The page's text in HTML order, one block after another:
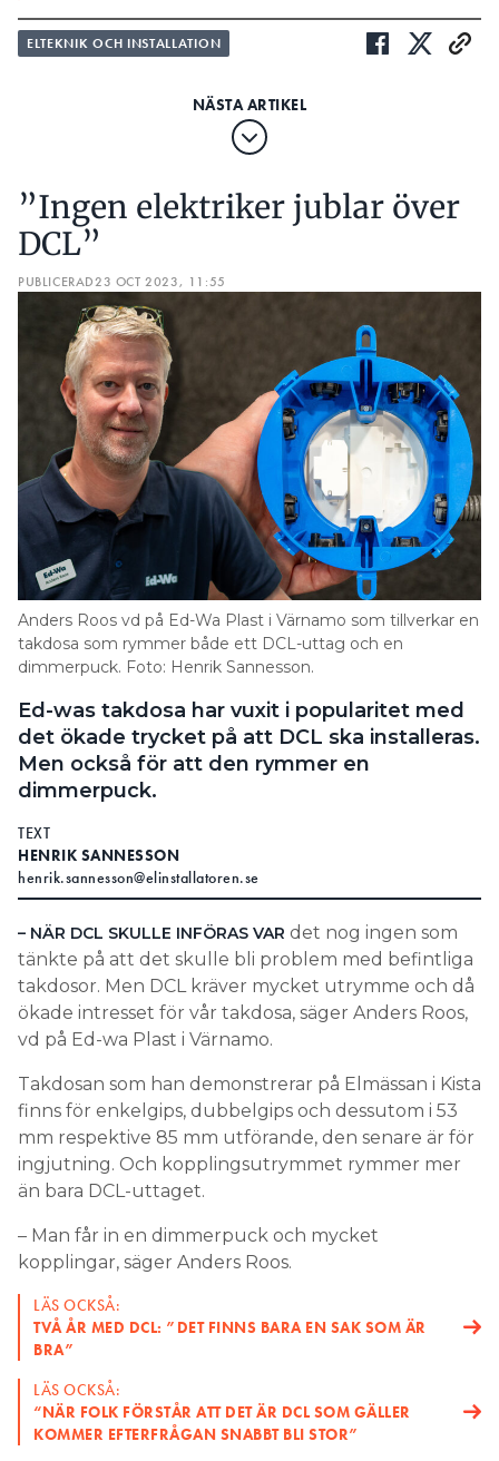
ELTEKNIK OCH INSTALLATION
”Ingen elektriker jublar över
DCL”
PUBLICERAD23 OCT 2023, 11:55
Anders Roos vd på Ed-Wa Plast i Värnamo som tillverkar en
takdosa som rymmer både ett DCL-uttag och en
dimmerpuck. Foto: Henrik Sannesson.
Ed-was takdosa har vuxit i popularitet med
det ökade trycket på att DCL ska installeras.
Men också för att den rymmer en
dimmerpuck.
TEXT
HENRIK SANNESSON
henrik.sannesson@elinstallatoren.se
– NÄR DCL SKULLE INFÖRAS VAR det nog ingen som
tänkte på att det skulle bli problem med befintliga
takdosor. Men DCL kräver mycket utrymme och då
ökade intresset för vår takdosa, säger Anders Roos,
vd på Ed-wa Plast i Värnamo.
Takdosan som han demonstrerar på Elmässan i Kista
finns för enkelgips, dubbelgips och dessutom i 53
mm respektive 85 mm utförande, den senare är för
ingjutning. Och kopplingsutrymmet rymmer mer
än bara DCL-uttaget.
– Man får in en dimmerpuck och mycket
kopplingar, säger Anders Roos.
LÄS OCKSÅ:
TVÅ ÅR MED DCL: ”DET FINNS BARA EN SAK SOM ÄR
BRA”
LÄS OCKSÅ:
“NÄR FOLK FÖRSTÅR ATT DET ÄR DCL SOM GÄLLER
KOMMER EFTERFRÅGAN SNABBT BLI STOR”